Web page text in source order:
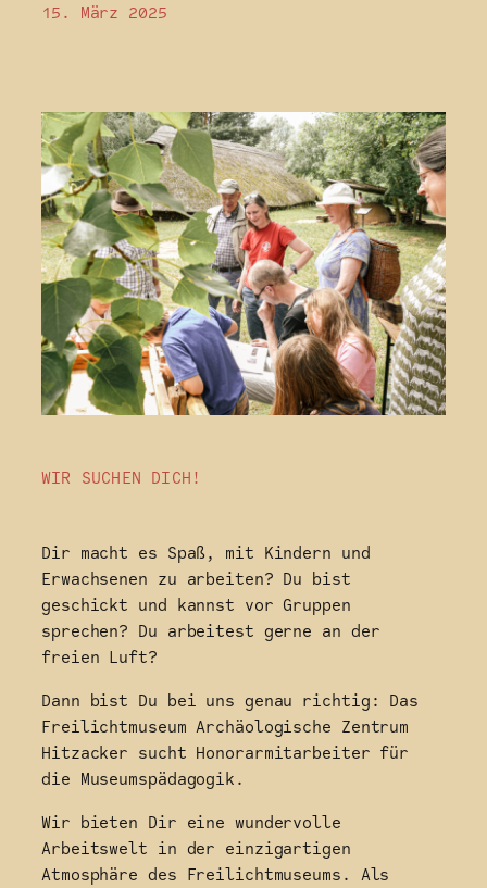
15. März 2025
WIR SUCHEN DICH!
Dir macht es Spaß, mit Kindern und
Erwachsenen zu arbeiten? Du bist
geschickt und kannst vor Gruppen
sprechen? Du arbeitest gerne an der
freien Luft?
Dann bist Du bei uns genau richtig: Das
Freilichtmuseum Archäologische Zentrum
Hitzacker sucht Honorarmitarbeiter für
die Museumspädagogik.
Wir bieten Dir eine wundervolle
Arbeitswelt in der einzigartigen
Atmosphäre des Freilichtmuseums. Als